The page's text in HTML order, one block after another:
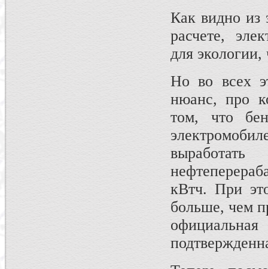
Как видно из
расчете,
для
Но во всех
нюанс, про
том, что
кВтч. При
больше, чем